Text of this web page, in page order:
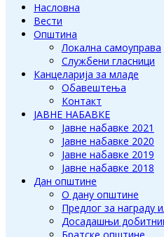
Насловна
Вести
Општина
Локална самоуправа
Службени гласници
Канцеларија за младе
Обавештења
Контакт
ЈАВНЕ НАБАВКЕ
Јавне набавке 2021
Јавне набавке 2020
Јавне набавке 2019
Јавне набавке 2018
Дан општине
О дану општине
Предлог за награду
Досадашњи